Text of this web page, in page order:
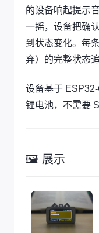
的设备响起提示
一摇，设备把确
到状态变化。每
弃）的完整状态追
设备基于
锂电池，不需要
🖼️ 展示